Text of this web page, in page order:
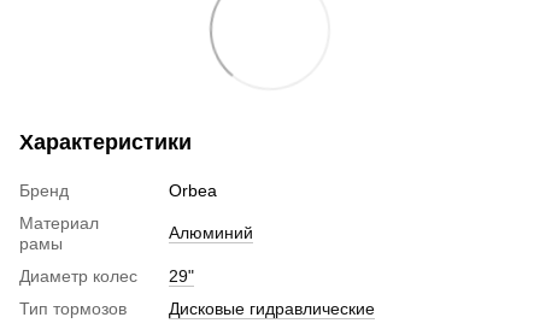
Характеристики
Бренд
Orbea
Материал
рамы
Алюминий
Диаметр колес
29"
Тип тормозов
Дисковые гидравлические